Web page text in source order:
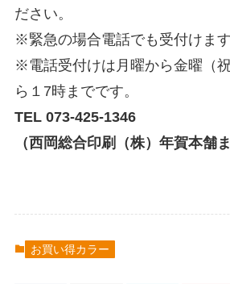
ださい。
※緊急の場合電話でも受付けます
※電話受付けは月曜から金曜（
ら１7時までです。
TEL 073-425-1346
（西岡総合印刷（株）年賀本舗ま
お買い得カラー